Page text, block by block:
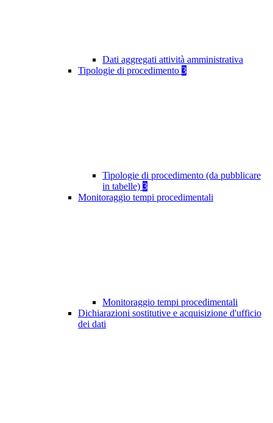
Dati aggregati attività amministrativa
Tipologie di procedimento 3
Tipologie di procedimento (da pubblicare
in tabelle) 3
Monitoraggio tempi procedimentali
Monitoraggio tempi procedimentali
Dichiarazioni sostitutive e acquisizione d'ufficio
dei dati